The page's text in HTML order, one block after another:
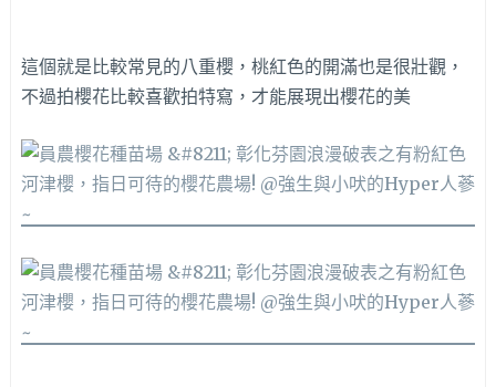
這個就是比較常見的八重櫻，桃紅色的開滿也是很壯觀，
不過拍櫻花比較喜歡拍特寫，才能展現出櫻花的美